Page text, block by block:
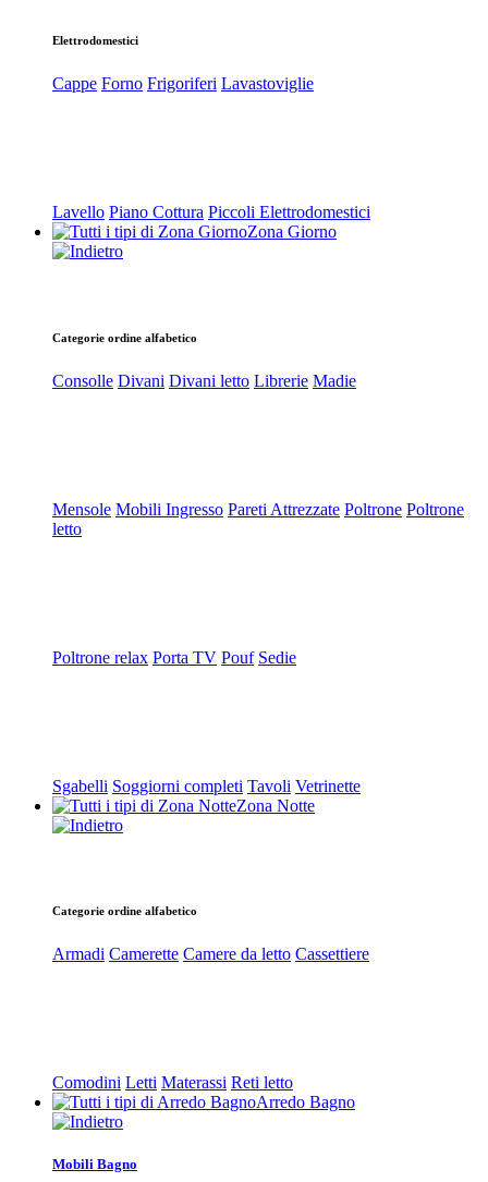
Elettrodomestici
Cappe Forno Frigoriferi Lavastoviglie
Lavello Piano Cottura Piccoli Elettrodomestici
Zona Giorno
Categorie ordine alfabetico
Consolle Divani Divani letto Librerie Madie
Mensole Mobili Ingresso Pareti Attrezzate Poltrone Poltrone
letto
Poltrone relax Porta TV Pouf Sedie
Sgabelli Soggiorni completi Tavoli Vetrinette
Zona Notte
Categorie ordine alfabetico
Armadi Camerette Camere da letto Cassettiere
Comodini Letti Materassi Reti letto
Arredo Bagno
Mobili Bagno